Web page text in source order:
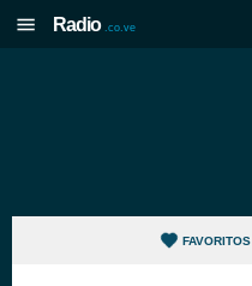
Radio .co.ve
FAVORITOS